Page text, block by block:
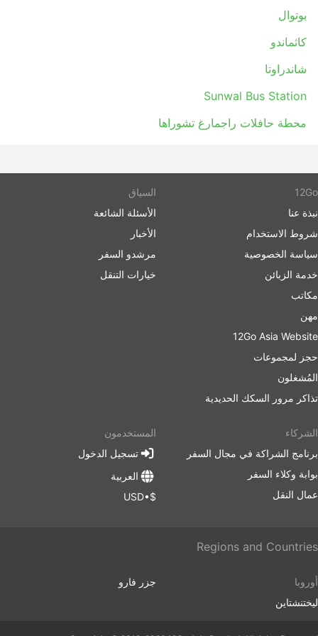
بشكل كبير على حالة الطريق التي قد تكون أحيانًا غير
هذا ينطبق بشكل خاص على الرحلات خلال عطلات نهاية
الأسبوع، أو موسم الذروة، أو الأعياد الوطنية. ضع ذلك في
اعتبارك ولا تخطط لاتصالات ضيقة.
السفر على طرق معينة أو خلال الفترات الأكثر شيوعًا قد
الممكن دائمًا الظهور في محطة الحافلات والقفز في
بوتوال
كاثماندو
شاندراوتا
Sunwal Bus Station
محطة حافلات راجمارغ تشوراها
12Go
نبذة عنا
شروط الاستخدام
سياسة الخصوصية
خدمة الزبائن
مكاتب
مهن
12Go Asia Website
حجز لمجموعات
المُشغلون
تذاكر مرور السكك الحديدية
السياق
الأسئلة الشائعة
الأخبار
مرشدو السفر
خيارات التنقل
الشركاء
برنامج الشراكة في مجال السفر
بوابة وكلاء السفر
عمال النقل
المستخدمون
تسجيل الدخول
العربية
$•USD
Regions and Countries
أوروبا
ليختنشتاين
جزر فارو